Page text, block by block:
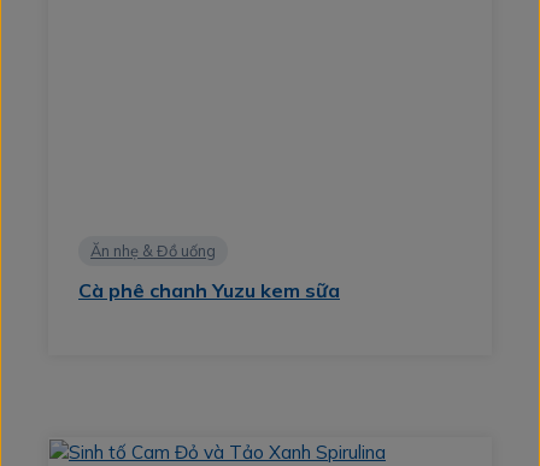
Ăn nhẹ & Đồ uống
Cà phê chanh Yuzu kem sữa